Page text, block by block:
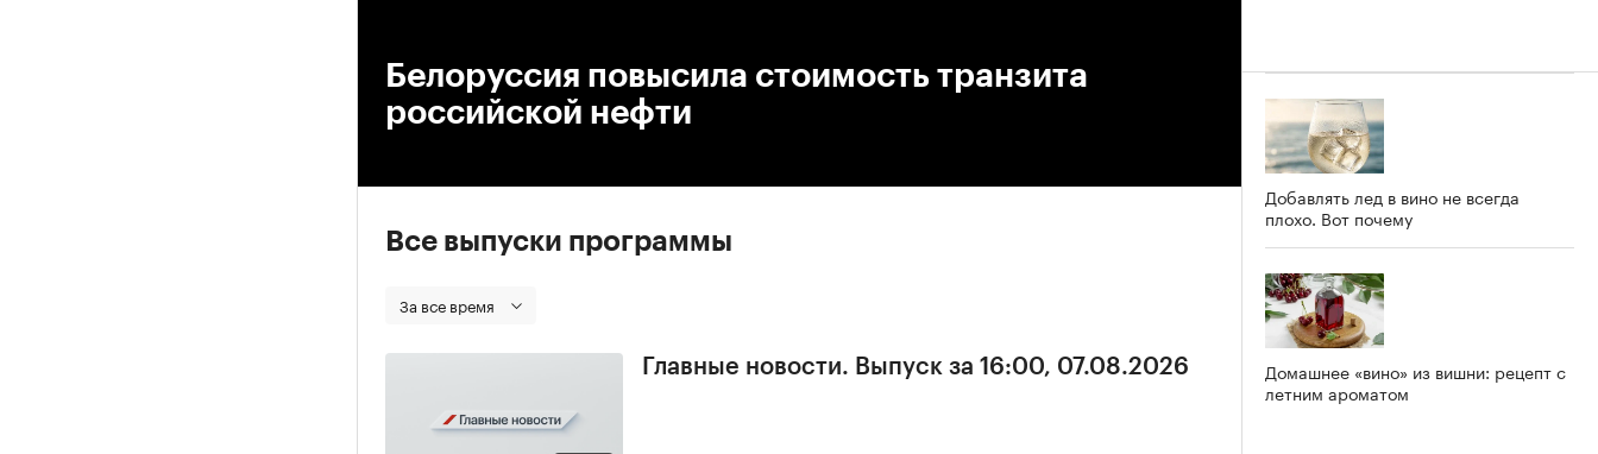
Белоруссия повысила стоимость транзита
российской нефти
Все выпуски программы
За все время
Главные новости. Выпуск за 16:00, 07.08.2026
Добавлять лед в вино не всегда
плохо. Вот почему
Домашнее «вино» из вишни: рецепт с
летним ароматом